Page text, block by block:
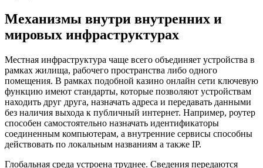
Механизмы внутри внутренних и
мировых инфраструктурах
Местная инфраструктура чаще всего объединяет устройства в
рамках жилища, рабочего пространства либо одного
помещения. В рамках подобной казино онлайн сети ключевую
функцию имеют стандарты, которые позволяют устройствам
находить друг друга, назначать адреса и передавать данными
без наличия выхода к публичный интернет. Например, роутер
способен самостоятельно назначать идентификаторы
соединенным компьютерам, а внутренние сервисы способны
действовать по локальным названиям а также IP.
Глобальная среда устроена труднее. Сведения передаются